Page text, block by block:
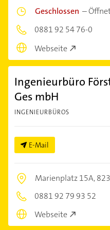
Geschlossen –
0881 92 54 76-0
Webseite
Ingenieurbüro
Ges mbH
INGENIEURBÜROS
E-Mail
Marienplatz 15A,
0881 92 79 93 52
Webseite